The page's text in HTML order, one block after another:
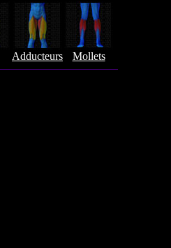
Adducteurs Mollets